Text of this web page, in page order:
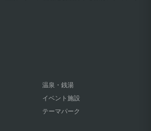
温泉・銭湯
イベント施設
テーマパーク